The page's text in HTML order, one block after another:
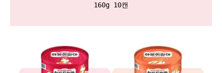
160g 10캔